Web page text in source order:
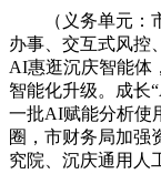
（义务单元：市
办事、交互式风控
AI惠逛沉庆智能体
智能化升级。成长
一批AI赋能分析使
圈，市财务局加强
究院、沉庆通用人